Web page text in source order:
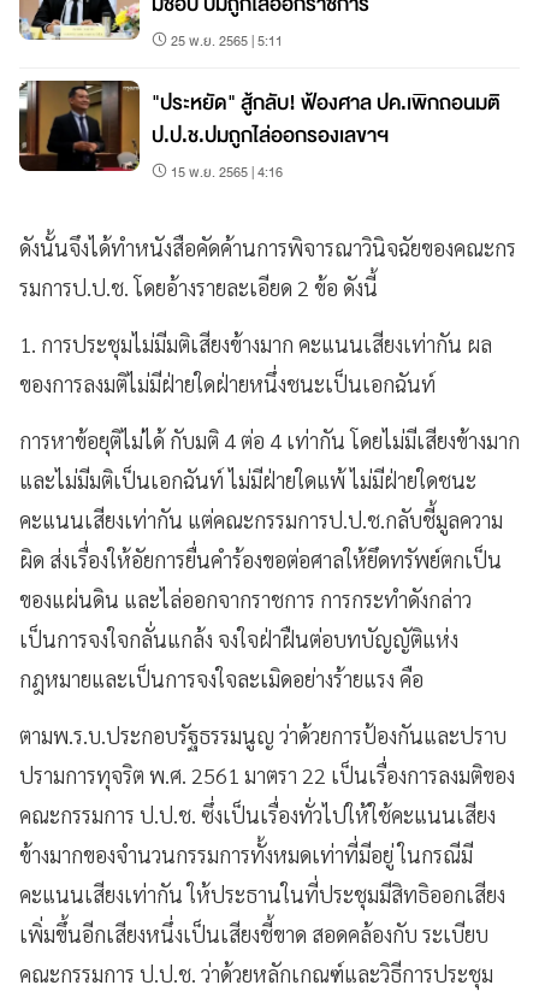
25 พ.ย. 2565 | 5:11
"ประหยัด" สู้กลับ! ฟ้องศาล ปค.เพิกถอนมติ
ป.ป.ช.ปมถูกไล่ออกรองเลขาฯ
15 พ.ย. 2565 | 4:16
ดังนั้นจึงได้ทำหนังสือคัดค้านการพิจารณาวินิจฉัยของคณะกร
รมการป.ป.ช. โดยอ้างรายละเอียด 2 ข้อ ดังนี้
1. การประชุมไม่มีมติเสียงข้างมาก คะแนนเสียงเท่ากัน ผล
ของการลงมติไม่มีฝ่ายใดฝ่ายหนึ่งชนะเป็นเอกฉันท์
การหาข้อยุติไม่ได้ กับมติ 4 ต่อ 4 เท่ากัน โดยไม่มีเสียงข้างมาก
และไม่มีมติเป็นเอกฉันท์ ไม่มีฝ่ายใดแพ้ ไม่มีฝ่ายใดชนะ
คะแนนเสียงเท่ากัน แต่คณะกรรมการป.ป.ช.กลับชี้มูลความ
ผิด ส่งเรื่องให้อัยการยื่นคำร้องขอต่อศาลให้ยึดทรัพย์ตกเป็น
ของแผ่นดิน และไล่ออกจากราชการ การกระทำดังกล่าว
เป็นการจงใจกลั่นแกล้ง จงใจฝ่าฝืนต่อบทบัญญัติแห่ง
กฎหมายและเป็นการจงใจละเมิดอย่างร้ายแรง คือ
ตามพ.ร.บ.ประกอบรัฐธรรมนูญ ว่าด้วยการป้องกันและปราบ
ปรามการทุจริต พ.ศ. 2561 มาตรา 22 เป็นเรื่องการลงมติของ
คณะกรรมการ ป.ป.ช. ซึ่งเป็นเรื่องทั่วไปให้ใช้คะแนนเสียง
ข้างมากของจำนวนกรรมการทั้งหมดเท่าที่มีอยู่ ในกรณีมี
คะแนนเสียงเท่ากัน ให้ประธานในที่ประชุมมีสิทธิออกเสียง
เพิ่มขึ้นอีกเสียงหนึ่งเป็นเสียงชี้ขาด สอดคล้องกับ ระเบียบ
คณะกรรมการ ป.ป.ช. ว่าด้วยหลักเกณฑ์และวิธีการประชุม